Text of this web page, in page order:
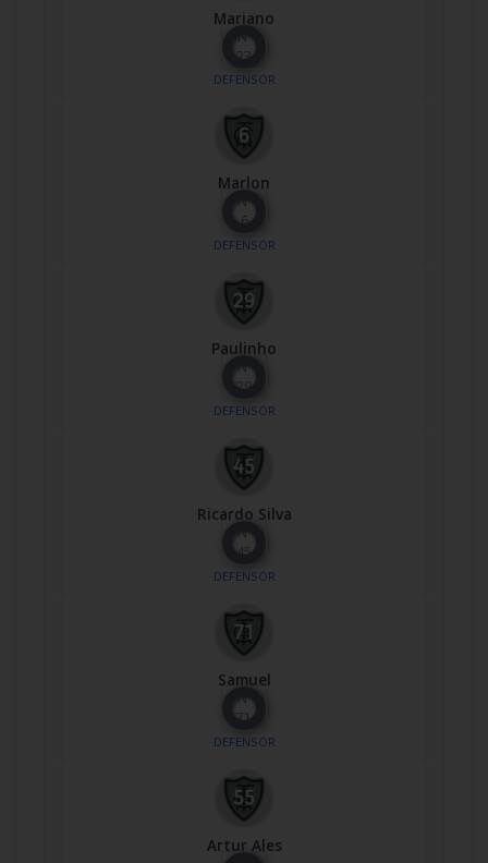
Mariano
Nº
23
DEFENSOR
Marlon
Nº
6
DEFENSOR
Paulinho
Nº
29
DEFENSOR
Ricardo Silva
Nº
45
DEFENSOR
Samuel
Nº
71
DEFENSOR
Artur Ales